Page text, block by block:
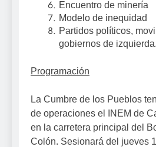
Encuentro de minería
Modelo de inequidad
Partidos políticos,
gobiernos de izquierda.
Programación
La Cumbre de los Pueblos
de operaciones el INEM de
en la carretera principal del
Colón. Sesionará del jueves